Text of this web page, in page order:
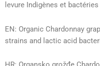
levure Indigènes et
EN: Organic Chardonnay
strains and lactic acid